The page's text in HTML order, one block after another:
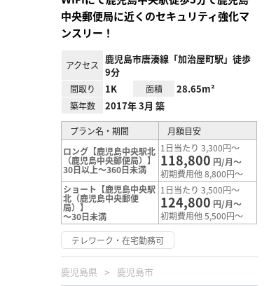
中央郵便局に近くのセキュリティ強化マ
ンスリー！
アクセス
鹿児島市唐湊線「加治屋町駅」徒歩
9分
間取り 1K 面積 28.65m²
築年数 2017年 3月 築
プラン名・期間
月額目安
ロング【鹿児島中央駅北
（鹿児島中央郵便局）】
30日以上～360日未満
1日当たり 3,300円～
118,800 円/月～
初期費用他 8,800円～
ショート【鹿児島中央駅
北（鹿児島中央郵便
局）】
～30日未満
1日当たり 3,500円～
124,800 円/月～
初期費用他 5,500円～
テレワーク・在宅勤務可
鹿児島県 鹿児島市